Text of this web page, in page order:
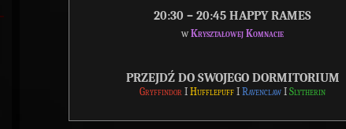
20:30 – 20:45 HAPPY RAMES
wKryształowej Komnacie
PRZEJDŹ DO SWOJEGO DORMITORIUM
Gryffindor I Hufflepuff I Ravenclaw I Slytherin